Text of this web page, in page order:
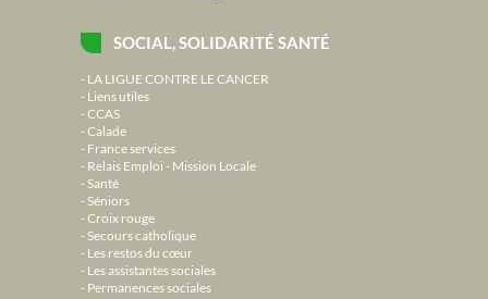
SOCIAL, SOLIDARITÉ SANTÉ
LA LIGUE CONTRE LE CANCER
Liens utiles
CCAS
Calade
France services
Relais Emploi - Mission Locale
Santé
Séniors
Croix rouge
Secours catholique
Les restos du cœur
Les assistantes sociales
Permanences sociales